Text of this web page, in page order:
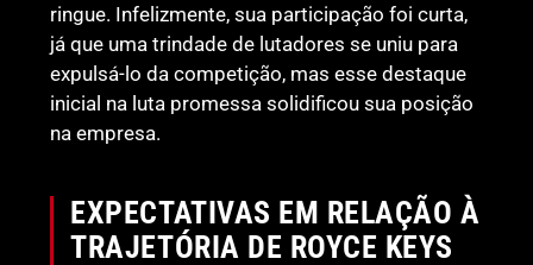
ringue. Infelizmente, sua participação foi curta,
já que uma trindade de lutadores se uniu para
expulsá-lo da competição, mas esse destaque
inicial na luta promessa solidificou sua posição
na empresa.
EXPECTATIVAS EM RELAÇÃO À
TRAJETÓRIA DE ROYCE KEYS